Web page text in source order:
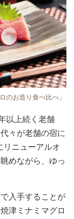
のお造り食べ比べ」
以上続く老舗
々が老舗の宿に
リニューアルオ
めながら、ゆっ
入手することが
津ミナミマグロ